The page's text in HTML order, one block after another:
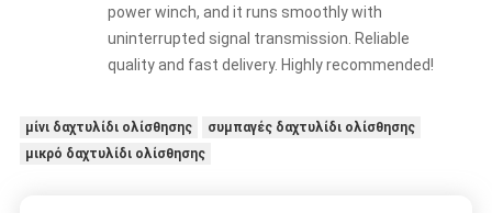
power winch, and it runs smoothly with
uninterrupted signal transmission. Reliable
quality and fast delivery. Highly recommended!
μίνι δαχτυλίδι ολίσθησης
συμπαγές δαχτυλίδι ολίσθησης
μικρό δαχτυλίδι ολίσθησης